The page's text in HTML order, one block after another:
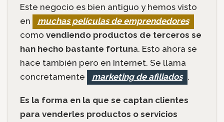
Este negocio es bien antiguo y hemos visto
en
muchas películas de emprendedores
como vendiendo productos de terceros se
han hecho bastante fortuna. Esto ahora se
hace también pero en Internet. Se llama
concretamente
marketing de afiliados .
Es la forma en la que se captan clientes
para venderles productos o servicios